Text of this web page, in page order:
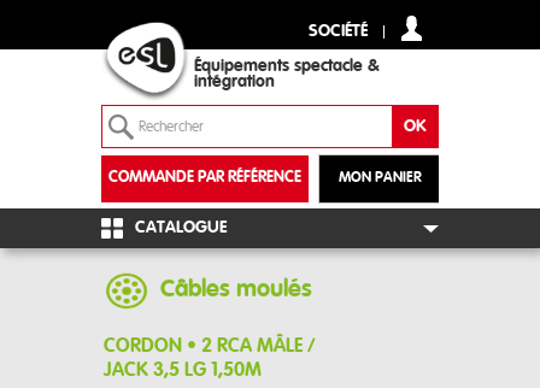
SOCIÉTÉ
Équipements spectacle &
intégration
MON PANIER
COMMANDE PAR RÉFÉRENCE
+
CATALOGUE
Câbles moulés
CORDON • 2 RCA MÂLE /
JACK 3,5 LG 1,50M